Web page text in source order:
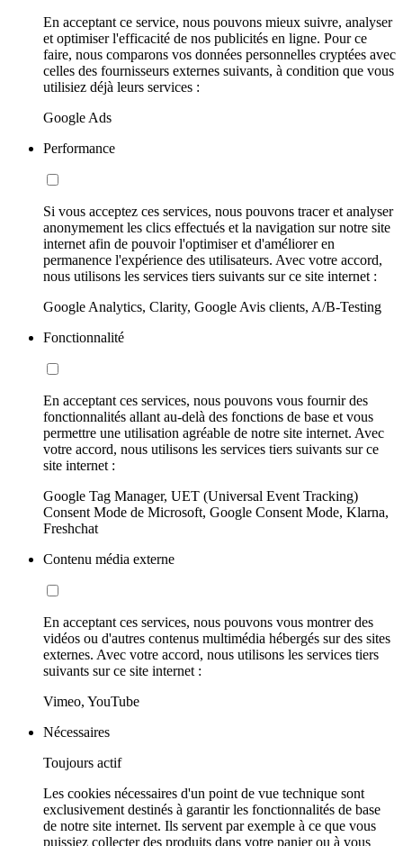
En acceptant ce service, nous pouvons mieux suivre, analyser
et optimiser l'efficacité de nos publicités en ligne. Pour ce
faire, nous comparons vos données personnelles cryptées avec
celles des fournisseurs externes suivants, à condition que vous
utilisiez déjà leurs services :
Google Ads
Performance
Si vous acceptez ces services, nous pouvons tracer et analyser
anonymement les clics effectués et la navigation sur notre site
internet afin de pouvoir l'optimiser et d'améliorer en
permanence l'expérience des utilisateurs. Avec votre accord,
nous utilisons les services tiers suivants sur ce site internet :
Google Analytics, Clarity, Google Avis clients, A/B-Testing
Fonctionnalité
En acceptant ces services, nous pouvons vous fournir des
fonctionnalités allant au-delà des fonctions de base et vous
permettre une utilisation agréable de notre site internet. Avec
votre accord, nous utilisons les services tiers suivants sur ce
site internet :
Google Tag Manager, UET (Universal Event Tracking)
Consent Mode de Microsoft, Google Consent Mode, Klarna,
Freshchat
Contenu média externe
En acceptant ces services, nous pouvons vous montrer des
vidéos ou d'autres contenus multimédia hébergés sur des sites
externes. Avec votre accord, nous utilisons les services tiers
suivants sur ce site internet :
Vimeo, YouTube
Nécessaires
Toujours actif
Les cookies nécessaires d'un point de vue technique sont
exclusivement destinés à garantir les fonctionnalités de base
de notre site internet. Ils servent par exemple à ce que vous
puissiez collecter des produits dans votre panier ou à vous